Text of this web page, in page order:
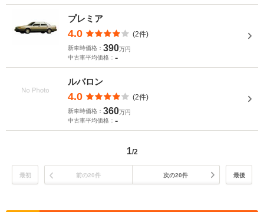
プレミア
4.0 (2件)
新車時価格： 390万円
中古車平均価格： -
ルバロン
4.0 (2件)
新車時価格： 360万円
中古車平均価格： -
1/2
最初 前の20件 次の20件 最後